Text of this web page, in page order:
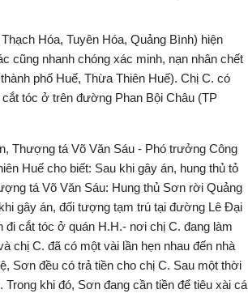
Hóa, Tuyên Hóa, Quảng Bình) hiện
cũng nhanh chóng xác minh, nạn nhân chết
phố Huế, Thừa Thiên Huế). Chị C. có
tóc ở trên đường Phan Bội Châu (TP
Thượng tá Võ Văn Sáu - Phó trưởng Công
Huế cho biết: Sau khi gây án, hung thủ tỏ
tá Võ Văn Sáu: Hung thủ Sơn rời Quảng
gây án, đối tượng tạm trú tại đường Lê Đại
cắt tóc ở quán H.H.- nơi chị C. đang làm
chị C. đã có một vài lần hẹn nhau đến nhà
Sơn đều có trả tiền cho chị C. Sau một thời
khi đó, Sơn đang cần tiền để tiêu xài cá